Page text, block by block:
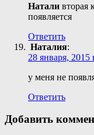
Натали вторая
появляется
Ответить
Наталия:
28 января, 2015
у меня не
Ответить
Добавить